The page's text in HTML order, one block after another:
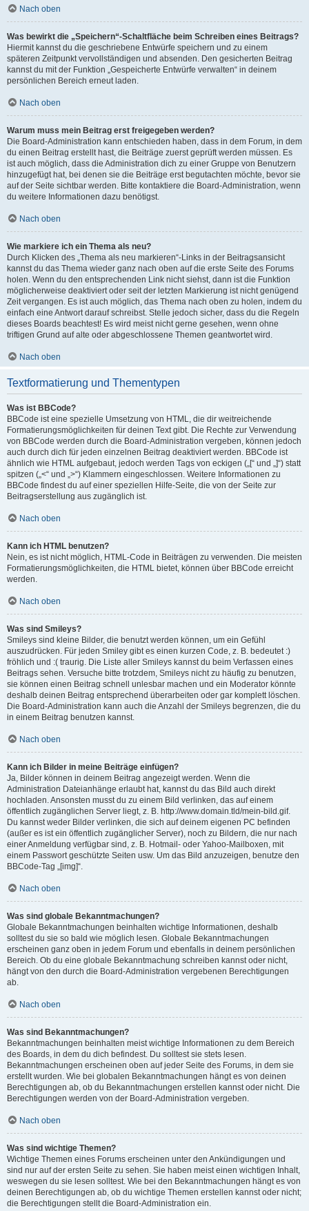
Nach oben
Was bewirkt die „Speichern“-Schaltfläche beim Schreiben eines Beitrags?
Hiermit kannst du die geschriebene Entwürfe speichern und zu einem
späteren Zeitpunkt vervollständigen und absenden. Den gesicherten Beitrag
kannst du mit der Funktion „Gespeicherte Entwürfe verwalten“ in deinem
persönlichen Bereich erneut laden.
Nach oben
Warum muss mein Beitrag erst freigegeben werden?
Die Board-Administration kann entschieden haben, dass in dem Forum, in dem
du einen Beitrag erstellt hast, die Beiträge zuerst geprüft werden müssen. Es
ist auch möglich, dass die Administration dich zu einer Gruppe von Benutzern
hinzugefügt hat, bei denen sie die Beiträge erst begutachten möchte, bevor sie
auf der Seite sichtbar werden. Bitte kontaktiere die Board-Administration, wenn
du weitere Informationen dazu benötigst.
Nach oben
Wie markiere ich ein Thema als neu?
Durch Klicken des „Thema als neu markieren“-Links in der Beitragsansicht
kannst du das Thema wieder ganz nach oben auf die erste Seite des Forums
holen. Wenn du den entsprechenden Link nicht siehst, dann ist die Funktion
möglicherweise deaktiviert oder seit der letzten Markierung ist nicht genügend
Zeit vergangen. Es ist auch möglich, das Thema nach oben zu holen, indem du
einfach eine Antwort darauf schreibst. Stelle jedoch sicher, dass du die Regeln
dieses Boards beachtest! Es wird meist nicht gerne gesehen, wenn ohne
triftigen Grund auf alte oder abgeschlossene Themen geantwortet wird.
Nach oben
Textformatierung und Thementypen
Was ist BBCode?
BBCode ist eine spezielle Umsetzung von HTML, die dir weitreichende
Formatierungsmöglichkeiten für deinen Text gibt. Die Rechte zur Verwendung
von BBCode werden durch die Board-Administration vergeben, können jedoch
auch durch dich für jeden einzelnen Beitrag deaktiviert werden. BBCode ist
ähnlich wie HTML aufgebaut, jedoch werden Tags von eckigen („[“ und „]“) statt
spitzen („<“ und „>“) Klammern eingeschlossen. Weitere Informationen zu
BBCode findest du auf einer speziellen Hilfe-Seite, die von der Seite zur
Beitragserstellung aus zugänglich ist.
Nach oben
Kann ich HTML benutzen?
Nein, es ist nicht möglich, HTML-Code in Beiträgen zu verwenden. Die meisten
Formatierungsmöglichkeiten, die HTML bietet, können über BBCode erreicht
werden.
Nach oben
Was sind Smileys?
Smileys sind kleine Bilder, die benutzt werden können, um ein Gefühl
auszudrücken. Für jeden Smiley gibt es einen kurzen Code, z. B. bedeutet :)
fröhlich und :( traurig. Die Liste aller Smileys kannst du beim Verfassen eines
Beitrags sehen. Versuche bitte trotzdem, Smileys nicht zu häufig zu benutzen,
sie können einen Beitrag schnell unlesbar machen und ein Moderator könnte
deshalb deinen Beitrag entsprechend überarbeiten oder gar komplett löschen.
Die Board-Administration kann auch die Anzahl der Smileys begrenzen, die du
in einem Beitrag benutzen kannst.
Nach oben
Kann ich Bilder in meine Beiträge einfügen?
Ja, Bilder können in deinem Beitrag angezeigt werden. Wenn die
Administration Dateianhänge erlaubt hat, kannst du das Bild auch direkt
hochladen. Ansonsten musst du zu einem Bild verlinken, das auf einem
öffentlich zugänglichen Server liegt, z. B. http://www.domain.tld/mein-bild.gif.
Du kannst weder Bilder verlinken, die sich auf deinem eigenen PC befinden
(außer es ist ein öffentlich zugänglicher Server), noch zu Bildern, die nur nach
einer Anmeldung verfügbar sind, z. B. Hotmail- oder Yahoo-Mailboxen, mit
einem Passwort geschützte Seiten usw. Um das Bild anzuzeigen, benutze den
BBCode-Tag „[img]“.
Nach oben
Was sind globale Bekanntmachungen?
Globale Bekanntmachungen beinhalten wichtige Informationen, deshalb
solltest du sie so bald wie möglich lesen. Globale Bekanntmachungen
erscheinen ganz oben in jedem Forum und ebenfalls in deinem persönlichen
Bereich. Ob du eine globale Bekanntmachung schreiben kannst oder nicht,
hängt von den durch die Board-Administration vergebenen Berechtigungen
ab.
Nach oben
Was sind Bekanntmachungen?
Bekanntmachungen beinhalten meist wichtige Informationen zu dem Bereich
des Boards, in dem du dich befindest. Du solltest sie stets lesen.
Bekanntmachungen erscheinen oben auf jeder Seite des Forums, in dem sie
erstellt wurden. Wie bei globalen Bekanntmachungen hängt es von deinen
Berechtigungen ab, ob du Bekanntmachungen erstellen kannst oder nicht. Die
Berechtigungen werden von der Board-Administration vergeben.
Nach oben
Was sind wichtige Themen?
Wichtige Themen eines Forums erscheinen unter den Ankündigungen und
sind nur auf der ersten Seite zu sehen. Sie haben meist einen wichtigen Inhalt,
weswegen du sie lesen solltest. Wie bei den Bekanntmachungen hängt es von
deinen Berechtigungen ab, ob du wichtige Themen erstellen kannst oder nicht;
die Berechtigungen stellt die Board-Administration ein.